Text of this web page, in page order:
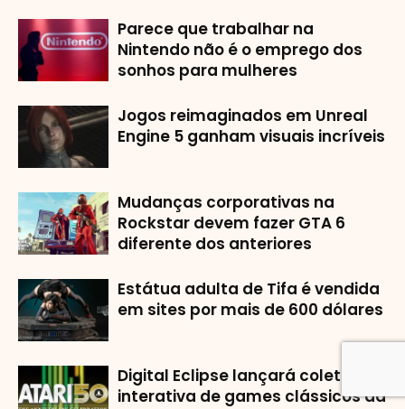
Parece que trabalhar na
Nintendo não é o emprego dos
sonhos para mulheres
Jogos reimaginados em Unreal
Engine 5 ganham visuais incríveis
Mudanças corporativas na
Rockstar devem fazer GTA 6
diferente dos anteriores
Estátua adulta de Tifa é vendida
em sites por mais de 600 dólares
Digital Eclipse lançará coletânea
interativa de games clássicos da